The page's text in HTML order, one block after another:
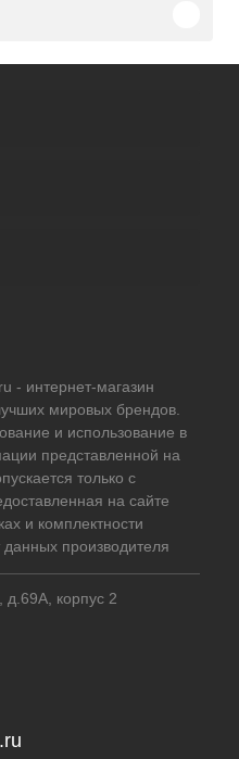
- интернет-магазин
мировых брендов.
и использование в
представленной на
только с
на сайте
и комплектности
данных производителя
д.69А, корпус 2